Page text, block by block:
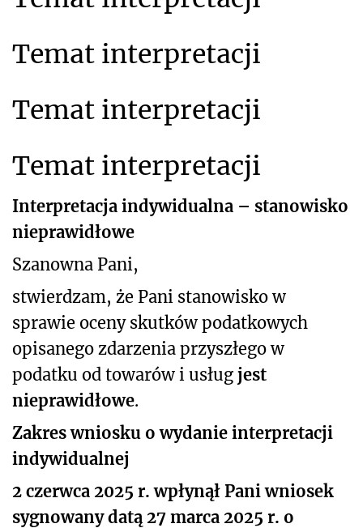
Temat interpretacji
Temat interpretacji
Temat interpretacji
Interpretacja indywidualna – stanowisko
nieprawidłowe
Szanowna Pani,
stwierdzam, że Pani stanowisko w
sprawie oceny skutków podatkowych
opisanego zdarzenia przyszłego w
podatku od towarów i usług jest
nieprawidłowe.
Zakres wniosku o wydanie interpretacji
indywidualnej
2 czerwca 2025 r. wpłynął Pani wniosek
sygnowany datą 27 marca 2025 r. o